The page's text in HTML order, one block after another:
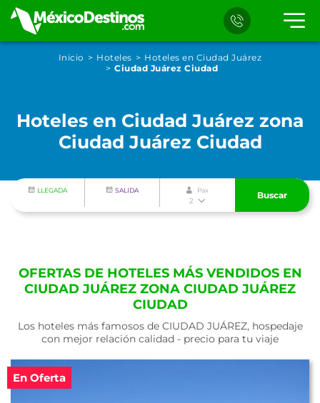
Inicio Hoteles
Hoteles en Ciudad Juárez
Ciudad Juárez Ciudad
Hoteles en Ciudad Juárez zona
Ciudad Juárez Ciudad
LLEGADA SALIDA Pax
2
Buscar
OFERTAS DE HOTELES MÁS VENDIDOS EN
CIUDAD JUÁREZ ZONA CIUDAD JUÁREZ
CIUDAD
Los hoteles más famosos de CIUDAD JUÁREZ, hospedaje
con mejor relación calidad - precio para tu viaje
En Oferta